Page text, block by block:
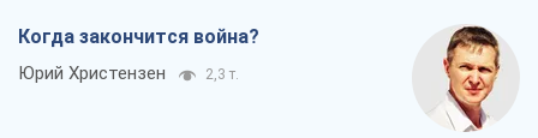
Когда закончится война?
Юрий Христензен 2,3 т.